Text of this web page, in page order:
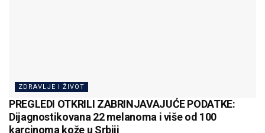
ZDRAVLJE I ŽIVOT
PREGLEDI OTKRILI ZABRINJAVAJUĆE PODATKE:
Dijagnostikovana 22 melanoma i više od 100
karcinoma kože u Srbiji